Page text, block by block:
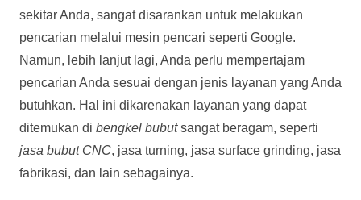
sekitar Anda, sangat disarankan untuk melakukan
pencarian melalui mesin pencari seperti Google.
Namun, lebih lanjut lagi, Anda perlu mempertajam
pencarian Anda sesuai dengan jenis layanan yang Anda
butuhkan. Hal ini dikarenakan layanan yang dapat
ditemukan di bengkel bubutsangat beragam, seperti
jasa bubut CNC, jasa turning, jasa surface grinding, jasa
fabrikasi, dan lain sebagainya.